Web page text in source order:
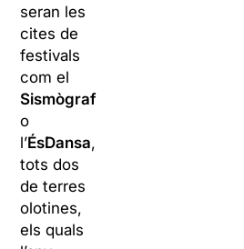
seran les
cites de
festivals
com el
Sismògraf
o
l’ÉsDansa,
tots dos
de terres
olotines,
els quals